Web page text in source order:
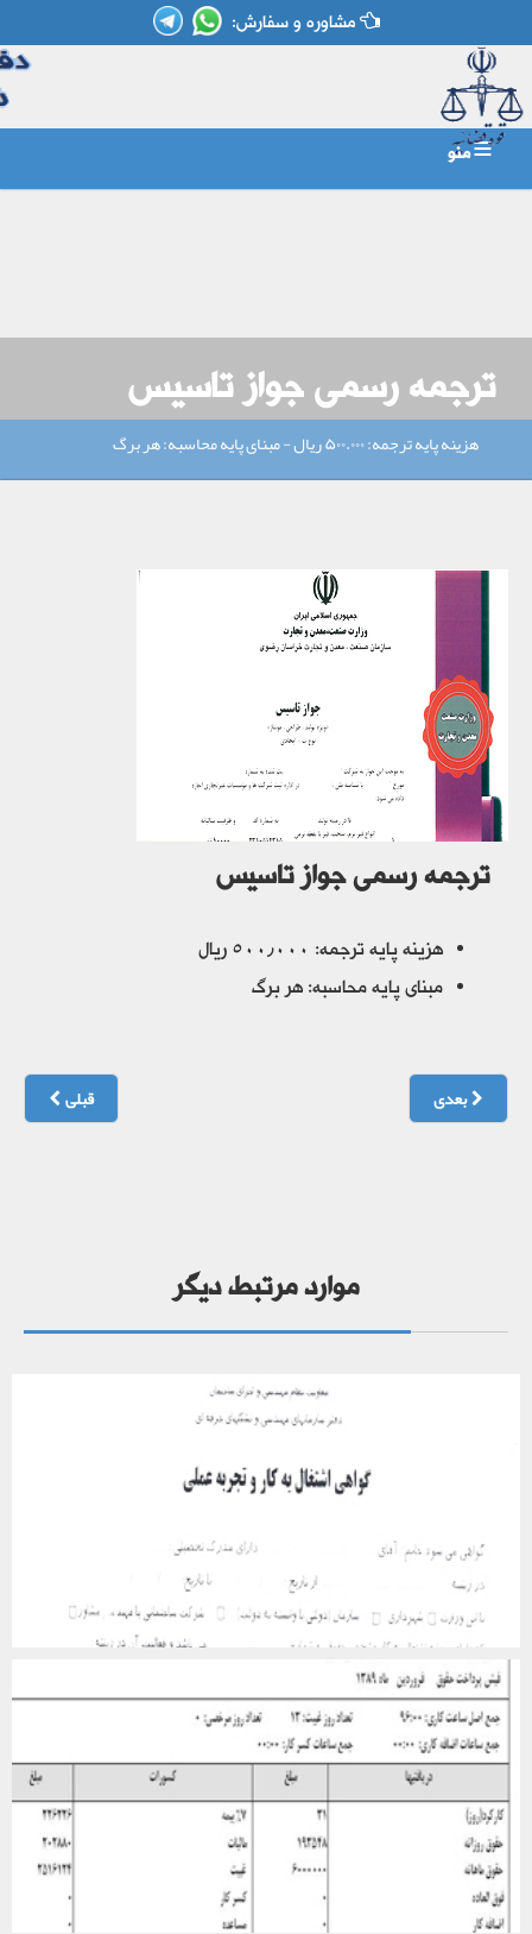
مشاوره و سفارش:
منو
ارتباط با ما
ترجمه رسمی جواز تاسیس
هزینه پایه ترجمه: ۵۰۰.۰۰۰ ریال - مبنای پایه محاسبه: هر برگ
ترجمه رسمی جواز تاسیس
هزینه پایه ترجمه: ۵۰۰٫۰۰۰ ریال
مبنای پایه محاسبه: هر برگ
قبلی بعدی
موارد مرتبط دیگر
ترجمه رسمی مدارک – کاری ، بانکی و ...
ترجمه رسمی فیش حقوقی
ترجمه رسمی مدارک – کاری ، بانکی و ...
ترجمه رسمی قبوض خدمات شهری
ترجمه رسمی مدارک – کاری ، بانکی و ...